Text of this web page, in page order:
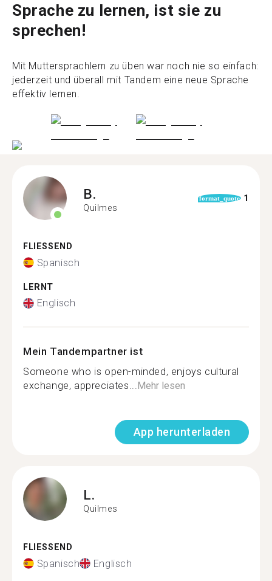
Sprache zu lernen, ist sie zu
sprechen!
Mit Muttersprachlern zu üben war noch nie so einfach:
jederzeit und überall mit Tandem eine neue Sprache
effektiv lernen.
B.
Quilmes
format_quote 1
FLIESSEND
Spanisch
LERNT
Englisch
Mein Tandempartner ist
Someone who is open-minded, enjoys cultural
exchange, appreciates...Mehr lesen
App herunterladen
L.
Quilmes
FLIESSEND
Spanisch Englisch